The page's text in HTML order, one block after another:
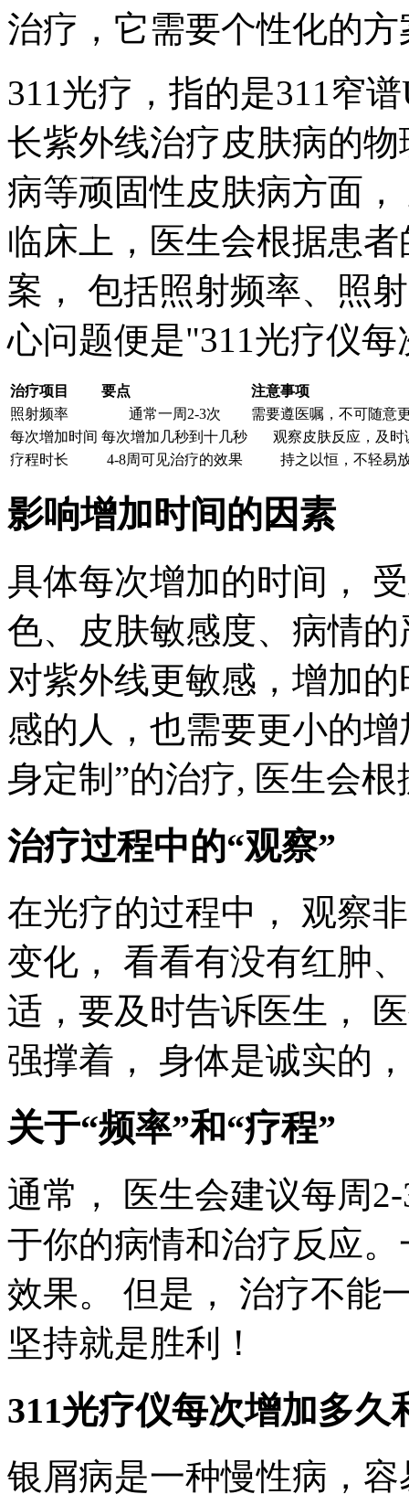
治疗，它需要个性化的方
311光疗，指的是311窄
长紫外线治疗皮肤病的
病等顽固性皮肤病方面
临床上，医生会根据患
案， 包括照射频率、照
心问题便是"311光疗仪
治疗项目 要点
注意事项
照射频率
通常一周2-3次
需要遵医嘱，不可随意
每次增加时间 每次增加几秒到十几秒
观察皮肤反应，及时
疗程时长
4-8周可见治疗的效果 持之以恒，不轻易
影响增加时间的因素
具体每次增加的时间，
色、皮肤敏感度、病情
对紫外线更敏感，增加
感的人，也需要更小的
身定制”的治疗, 医生会
治疗过程中的“观察”
在光疗的过程中， 观察
变化， 看看有没有红肿
适，要及时告诉医生，
强撑着， 身体是诚实的
关于“频率”和“疗程”
通常， 医生会建议每周
于你的病情和治疗反应
效果。 但是， 治疗不能
坚持就是胜利！
311光疗仪每次增加多久
银屑病是一种慢性病，